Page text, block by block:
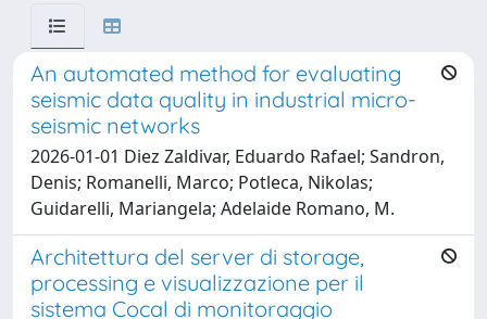
An automated method for evaluating
seismic data quality in industrial micro-
seismic networks
2026-01-01 Diez Zaldivar, Eduardo Rafael; Sandron,
Denis; Romanelli, Marco; Potleca, Nikolas;
Guidarelli, Mariangela; Adelaide Romano, M.
Architettura del server di storage,
processing e visualizzazione per il
sistema Cocal di monitoraggio